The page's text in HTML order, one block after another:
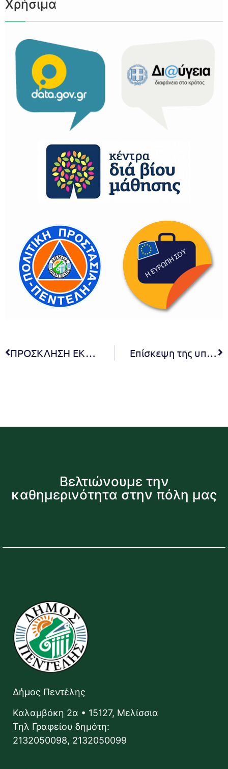
Χρήσιμα
ΠΡΟΣΚΛΗΣΗ ΕΚΔΗΛΩΣΗΣ ΕΝΔΙΑΦΕΡΟΝΤΟΣ ΕΝΤΑΞΗΣ ΣΤΟ ΜΗΤΡΩΟ ΕΡΓΟΛΑΒΩΝ ΧΛΟΟΚΟΠΤΩΝ ΤΟΥ ΔΗΜΟΥ ΠΕΝΤΕΛΗΣ Επίσκεψη της υποψήφιας Ευρωβουλευτού Εύης Χριστοφιλοπούλου στον Δήμο Πεντέλης
Βελτιώνουμε την
καθημερινότητα στην πόλη μας
Δήμος Πεντέλης
Καλαμβόκη 2α • 15127, Μελίσσια
Τηλ Γραφείου δημότη:
2132050098, 2132050099